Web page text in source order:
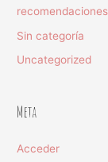
recomendaciones
Sin categoría
Uncategorized
Meta
Acceder